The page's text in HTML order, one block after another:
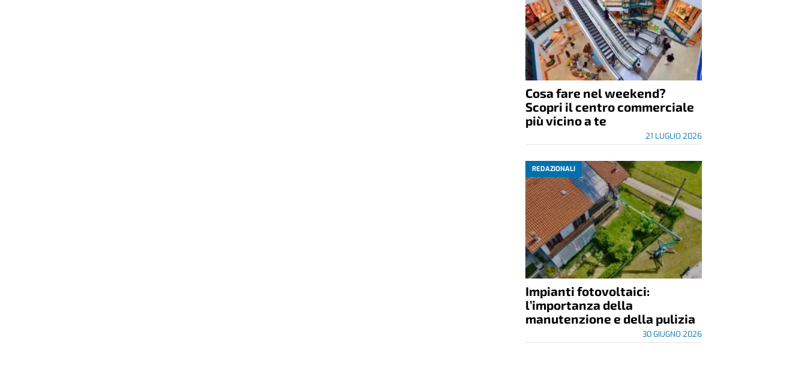
Cosa fare nel weekend?
Scopri il centro commerciale
più vicino a te
21 LUGLIO 2026
REDAZIONALI
Impianti fotovoltaici:
l’importanza della
manutenzione e della pulizia
30 GIUGNO 2026